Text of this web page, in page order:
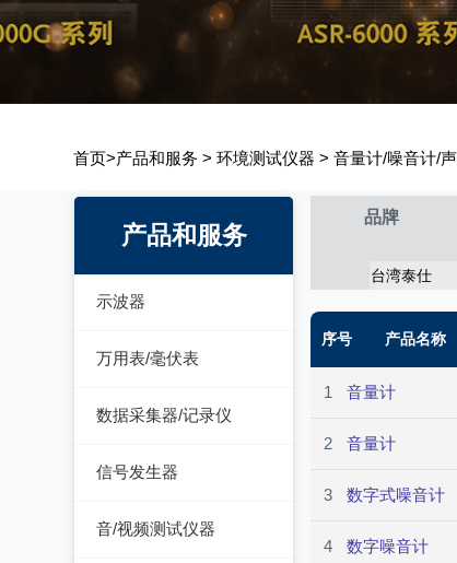
首页>产品和服务 >环境测试仪器 >音量计/噪音计/
产品和服务
示波器
虚拟示波器
万用表/毫伏表
数据采集器/记录仪
信号发生器
音/视频测试仪器
品牌
台湾泰仕
序号 产品名称
1 音量计
2 音量计
3 数字式噪音计
4 数字噪音计